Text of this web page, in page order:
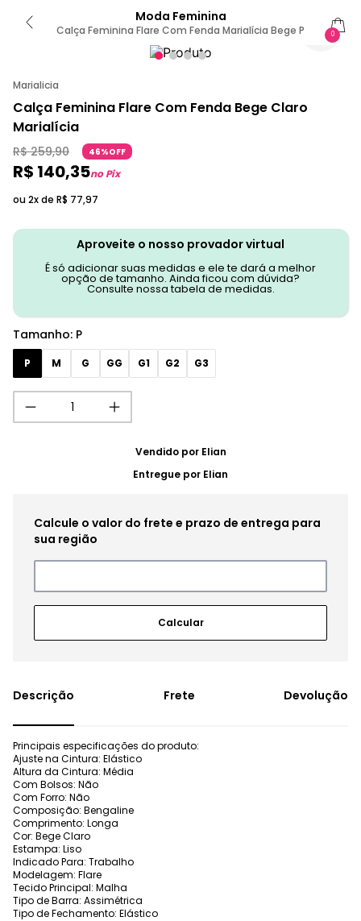
Moda Feminina
Calça Feminina Flare Com Fenda Marialícia Bege P 0
Marialicia
Calça Feminina Flare Com Fenda Bege Claro
Marialícia
R$ 259,90 46%OFF
R$ 140,35no Pix
ou 2x de R$ 77,97
Aproveite o nosso provador virtual
É só adicionar suas medidas e ele te dará a melhor
opção de tamanho. Ainda ficou com dúvida?
Consulte nossa tabela de medidas.
Tamanho: P
P M G GG G1 G2 G3
Vendido por Elian
Entregue por Elian
Frete Devolução
Principais especificações do produto:
Ajuste na Cintura: Elástico
Altura da Cintura: Média
Com Bolsos: Não
Com Forro: Não
Composição: Bengaline
Comprimento: Longa
Cor: Bege Claro
Estampa: Liso
Indicado Para: Trabalho
Modelagem: Flare
Tecido Principal: Malha
Tipo de Barra: Assimétrica
Tipo de Fechamento: Elástico